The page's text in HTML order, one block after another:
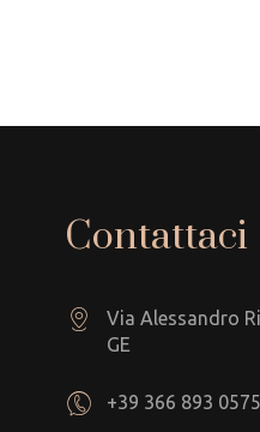
Contattaci
Via Alessandro
GE
+39 366 893 0575